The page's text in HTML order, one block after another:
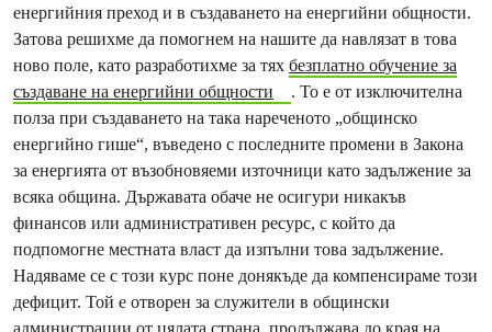
енергийния преход и в създаването на енергийни общности.
Затова решихме да помогнем на нашите да навлязат в това
ново поле, като разработихме за тях безплатно обучение за
създаване на енергийни общности
. То е от изключителна
полза при създаването на така нареченото „общинско
енергийно гише“, въведено с последните промени в Закона
за енергията от възобновяеми източници като задължение за
всяка община. Държавата обаче не осигури никакъв
финансов или административен ресурс, с който да
подпомогне местната власт да изпълни това задължение.
Надяваме се с този курс поне донякъде да компенсираме този
дефицит. Той е отворен за служители в общински
администрации от цялата страна, продължава до края на